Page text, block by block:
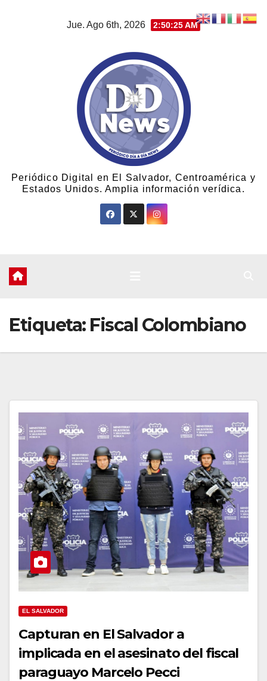
Jue. Ago 6th, 2026 2:50:25 AM
Periódico Digital en El Salvador, Centroamérica y
Estados Unidos. Amplia información verídica.
Etiqueta: Fiscal Colombiano
EL SALVADOR
Capturan en El Salvador a
implicada en el asesinato del fiscal
paraguayo Marcelo Pecci